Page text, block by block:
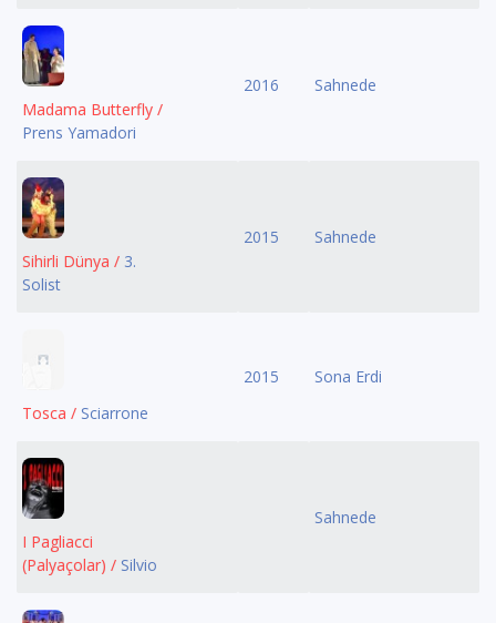
Madama Butterfly /
Prens Yamadori
2016 Sahnede
Sihirli Dünya / 3.
Solist
2015 Sahnede
Tosca / Sciarrone
2015 Sona Erdi
I Pagliacci
(Palyaçolar) / Silvio
Sahnede